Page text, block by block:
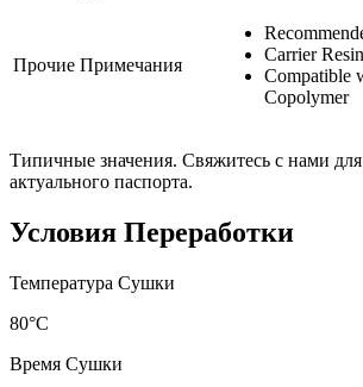
Прочие Примечания
Carrier
Compatible
Copolymer
Типичные значения. Свяжитесь с нами
актуального паспорта.
Условия Переработки
Температура Сушки
80°C
Время Сушки